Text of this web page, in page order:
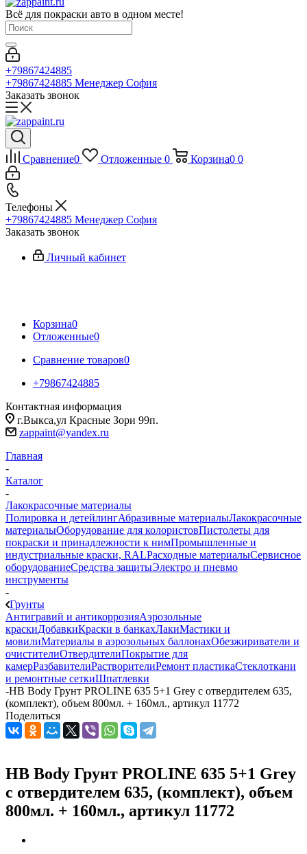
Всё для покраски авто в одном месте!
+79867424885
+79867424885 Менеджер София
Заказать звонок
Сравнение0 Отложенные 0 Корзина0 0
Телефоны
+79867424885 Менеджер София
Заказать звонок
Личный кабинет
Корзина0
Отложенные0
Сравнение товаров0
+79867424885
Контактная информация
г.Выкса,ул Красные Зори 99п.
zappaint@yandex.ru
Главная
-
Каталог
-
Лакокрасочные материалы
Полировка и детейлингАбразивные материалыЛакокрасочные
материалыОборудование для колористовПистолеты для
покраски и принадлежности к нимПромышленные и
индустриальные краски, RALРасходные материалыСервисное
оборудованиеСредства защитыЭлектро и пневмо
инструменты
-
Грунты
Антигравий и антикоррозияАэрозольные
краскиДобавкиКраски в банкахЛакиМастики и
мовилиМатериалы в аэрозольных баллонахОбезжириватели и
очистителиОтвердителиПокрытие для
камерРазбавителиРастворителиРемонт пластикаСтеклоткани
и ремонтные сеткиШпатлевки
-HB Body Грунт PROLINE 635 5+1 Grey с отвердителем 635,
(комплект), объем 800мл. + 160мл., артикул 11772
Поделиться
HB Body Грунт PROLINE 635 5+1 Grey
с отвердителем 635, (комплект), объем
800мл. + 160мл., артикул 11772